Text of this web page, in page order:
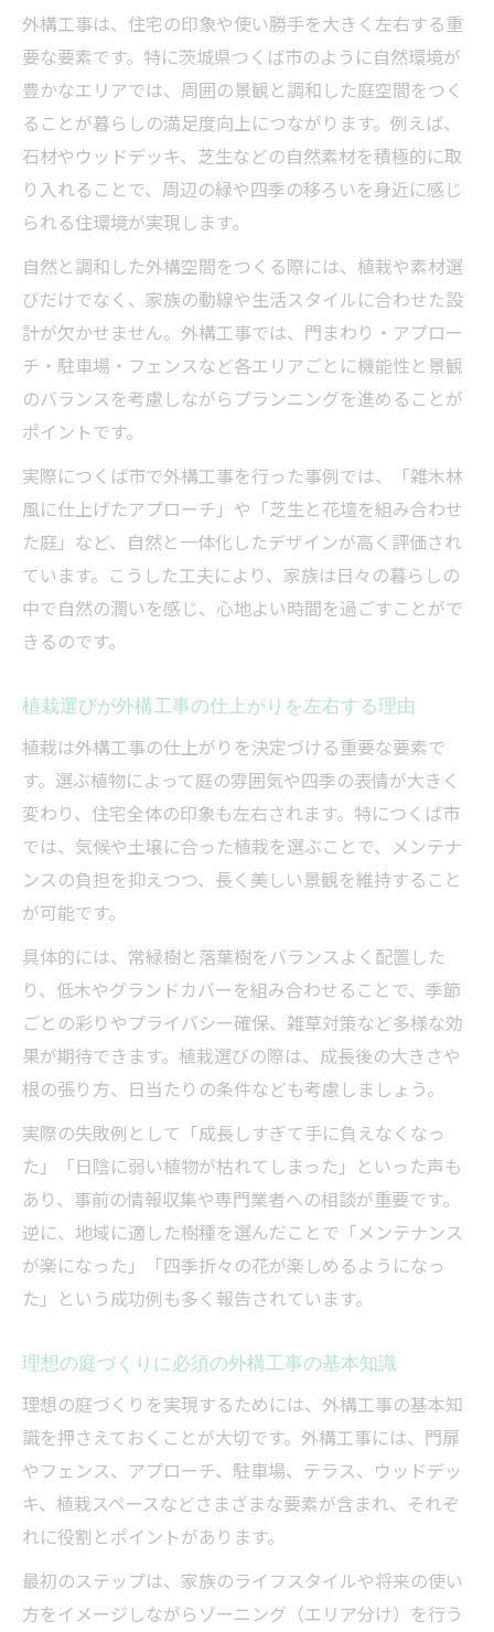
ト
家族構成に合わせた外構工事の実践アイデ
ア
外構工事のおすすめプランを徹底解説
つくば外構安い業者に依頼するメリットと
注意点
口コミで評判の高い外構工事の特徴とは
植栽を活かした暮らしやすい外構のヒント
外構工事と植栽のバランスで庭の印象が変
わる
メンテナンスしやすい植栽選びと外構工事
の工夫
外構工事と植栽の組み合わせ事例を紹介
外構工事つくばで人気の植物と使い方
暮らしに馴染む外構工事の植栽活用法
外構工事のプラン作りで失敗しない秘訣
外構工事のプランニングで重視すべき要素
つくば外構おすすめポイントと比較のコツ
る方法
業者選びで外構工事の満足度を高める秘訣
茨城外構ランキングを参考にした選び方
暮らしを豊かに彩る植栽中心の外構提案
外構工事で実現する緑あふれる暮らしの魅
力
植栽中心の外構工事がもたらす資産価値向
上
外構工事のプロが提案する植栽プラン例
手入れが簡単な植栽と外構工事の組み合わ
せ
つくば外構業者の植栽デザイン特徴を紹介
外構工事の費用相場と賢い選び方を徹底解説
外構工事の費用相場と見積もりの取り方
茨城県外構工事安い業者の選び方ポイント
外構工事の費用を抑えるための工夫とは
外構工事の相場と実際の事例比較を解説
外構工事は、住宅の印象や使い勝手を大きく左右する重
要な要素です。特に茨城県つくば市のように自然環境が
豊かなエリアでは、周囲の景観と調和した庭空間をつく
ることが暮らしの満足度向上につながります。例えば、
石材やウッドデッキ、芝生などの自然素材を積極的に取
り入れることで、周辺の緑や四季の移ろいを身近に感じ
られる住環境が実現します。
自然と調和した外構空間をつくる際には、植栽や素材選
びだけでなく、家族の動線や生活スタイルに合わせた設
計が欠かせません。外構工事では、門まわり・アプロー
チ・駐車場・フェンスなど各エリアごとに機能性と景観
のバランスを考慮しながらプランニングを進めることが
ポイントです。
実際につくば市で外構工事を行った事例では、「雑木林
風に仕上げたアプローチ」や「芝生と花壇を組み合わせ
た庭」など、自然と一体化したデザインが高く評価され
ています。こうした工夫により、家族は日々の暮らしの
中で自然の潤いを感じ、心地よい時間を過ごすことがで
きるのです。
植栽選びが外構工事の仕上がりを左右する理由
植栽は外構工事の仕上がりを決定づける重要な要素で
す。選ぶ植物によって庭の雰囲気や四季の表情が大きく
変わり、住宅全体の印象も左右されます。特につくば市
では、気候や土壌に合った植栽を選ぶことで、メンテナ
ンスの負担を抑えつつ、長く美しい景観を維持すること
が可能です。
具体的には、常緑樹と落葉樹をバランスよく配置した
り、低木やグランドカバーを組み合わせることで、季節
ごとの彩りやプライバシー確保、雑草対策など多様な効
果が期待できます。植栽選びの際は、成長後の大きさや
根の張り方、日当たりの条件なども考慮しましょう。
実際の失敗例として「成長しすぎて手に負えなくなっ
た」「日陰に弱い植物が枯れてしまった」といった声も
あり、事前の情報収集や専門業者への相談が重要です。
逆に、地域に適した樹種を選んだことで「メンテナンス
が楽になった」「四季折々の花が楽しめるようになっ
た」という成功例も多く報告されています。
理想の庭づくりに必須の外構工事の基本知識
理想の庭づくりを実現するためには、外構工事の基本知
識を押さえておくことが大切です。外構工事には、門扉
やフェンス、アプローチ、駐車場、テラス、ウッドデッ
キ、植栽スペースなどさまざまな要素が含まれ、それぞ
れに役割とポイントがあります。
最初のステップは、家族のライフスタイルや将来の使い
方をイメージしながらゾーニング（エリア分け）を行う